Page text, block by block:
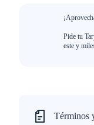
Pide tu
este y
Términos